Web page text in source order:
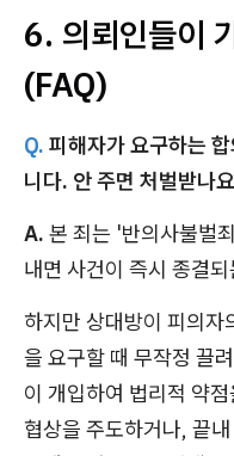
6. 의뢰인들이
(FAQ)
Q. 피해자가 요구하는
니다. 안 주면 처벌받나
A. 본 죄는 '반의사불벌
내면 사건이 즉시 종결
하지만 상대방이 피의자
을 요구할 때 무작정 끌
이 개입하여 법리적 약
협상을 주도하거나, 끝